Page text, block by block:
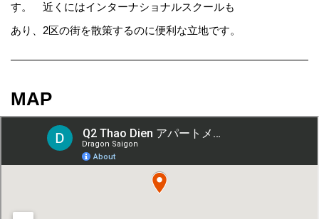
す。 近くにはインターナショナルスクールも
あり、2区の街を散策するのに便利な立地です。
MAP